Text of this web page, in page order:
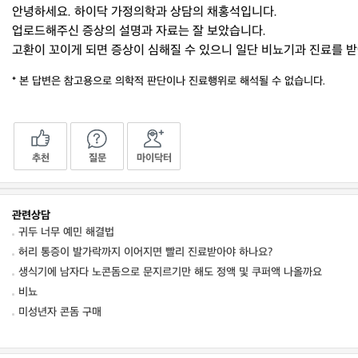
안녕하세요. 하이닥 가정의학과 상담의 채홍석입니다.
업로드해주신 증상의 설명과 자료는 잘 보았습니다.
고환이 꼬이게 되면 증상이 심해질 수 있으니 일단 비뇨기과 진료를
* 본 답변은 참고용으로 의학적 판단이나 진료행위로 해석될 수 없습니다.
추천 질문 마이닥터
관련상담
귀두 너무 예민 해결법
허리 통증이 발가락까지 이어지면 빨리 진료받아야 하나요?
생식기에 남자다 노콘돔으로 문지르기만 해도 정액 및 쿠퍼액 나올까요
비뇨
미성년자 콘돔 구매